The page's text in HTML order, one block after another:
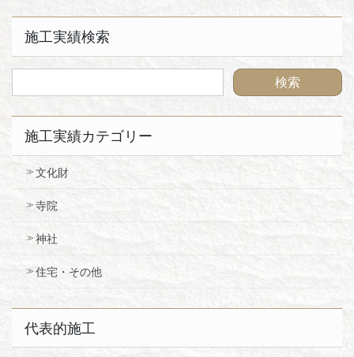
施工実績検索
施工実績カテゴリー
文化財
寺院
神社
住宅・その他
代表的施工